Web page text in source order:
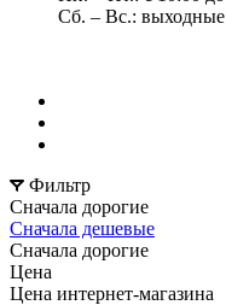
Сб. – Вс.: выходные
Фильтр
Сначала дорогие
Сначала дешевые
Сначала дорогие
Цена
Цена интернет-магазина